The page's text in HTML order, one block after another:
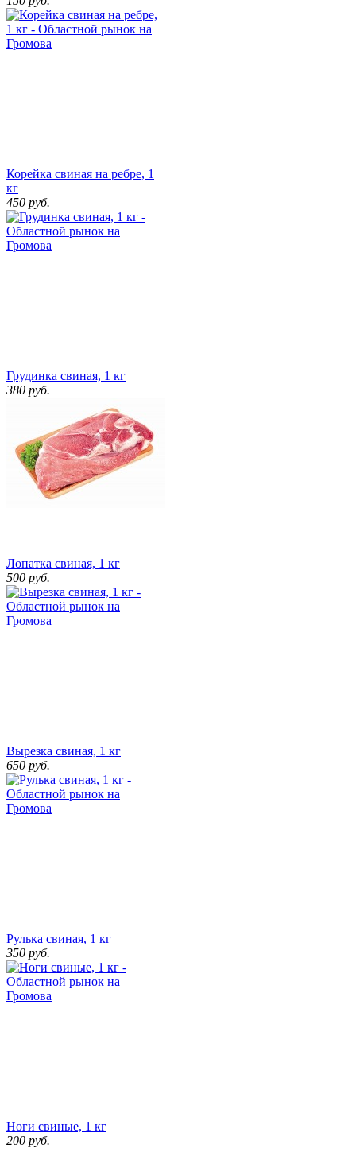
Корейка свиная на ребре, 1
кг
450 руб.
Грудинка свиная, 1 кг
380 руб.
Лопатка свиная, 1 кг
500 руб.
Вырезка свиная, 1 кг
650 руб.
Рулька свиная, 1 кг
350 руб.
Ноги свиные, 1 кг
200 руб.